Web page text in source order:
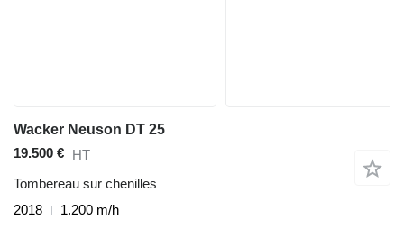
Wacker Neuson DT 25
19.500 € HT
Tombereau sur chenilles
2018
1.200 m/h